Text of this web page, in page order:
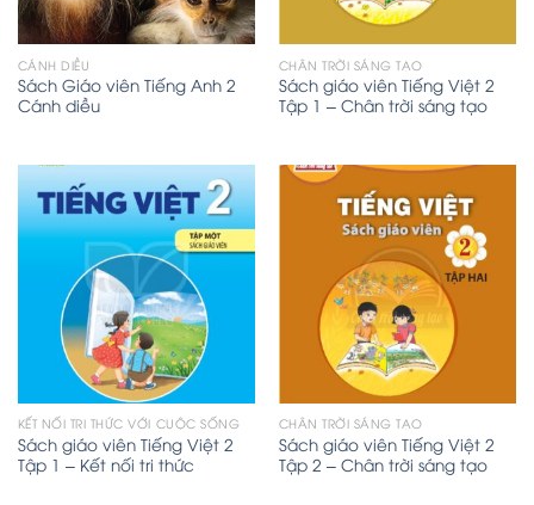
CÁNH DIỀU
Sách Giáo viên Tiếng Anh 2
Cánh diều
CHÂN TRỜI SÁNG TẠO
Sách giáo viên Tiếng Việt 2
Tập 1 – Chân trời sáng tạo
KẾT NỐI TRI THỨC VỚI CUỘC SỐNG
Sách giáo viên Tiếng Việt 2
Tập 1 – Kết nối tri thức
CHÂN TRỜI SÁNG TẠO
Sách giáo viên Tiếng Việt 2
Tập 2 – Chân trời sáng tạo